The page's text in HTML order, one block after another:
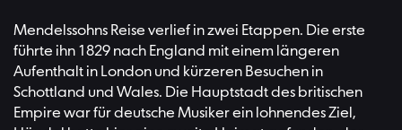
Mendelssohns Reise verlief in zwei Etappen. Die erste
führte ihn 1829 nach England mit einem längeren
Aufenthalt in London und kürzeren Besuchen in
Schottland und Wales. Die Hauptstadt des britischen
Empire war für deutsche Musiker ein lohnendes Ziel,